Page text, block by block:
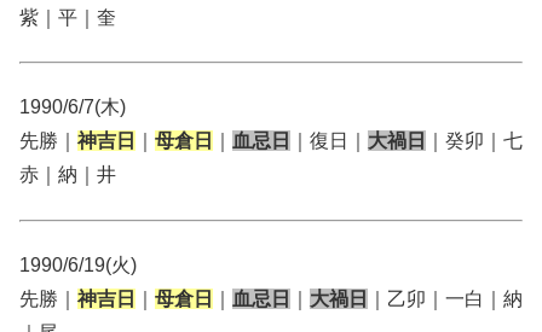
紫｜平｜奎
1990/6/7(木)
先勝｜ 神吉日 母倉日 血忌日 ｜復日｜ 大禍日
｜癸卯｜七
赤｜納｜井
1990/6/19(火)
先勝｜ 神吉日 母倉日 血忌日 大禍日
｜乙卯｜一白｜納